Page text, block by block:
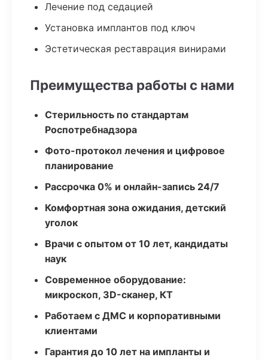
Лечение под седацией
Установка имплантов под ключ
Эстетическая реставрация винирами
Преимущества работы с нами
Стерильность по стандартам
Роспотребнадзора
Фото-протокол лечения и цифровое
планирование
Рассрочка 0% и онлайн-запись 24/7
Комфортная зона ожидания, детский
уголок
Врачи с опытом от 10 лет, кандидаты
наук
Современное оборудование:
микроскоп, 3D-сканер, КТ
Работаем с ДМС и корпоративными
клиентами
Гарантия до 10 лет на импланты и